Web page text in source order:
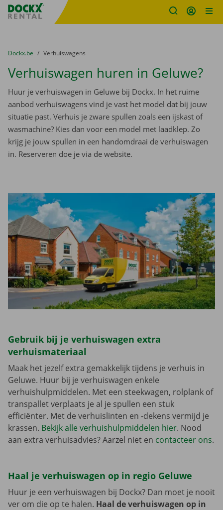
Fratello DEMO
U bevindt zich hier:
van
Dockx.be naar
Verhuiswagens
Verhuiswagen huren in Geluwe?
Huur je verhuiswagen in Geluwe bij Dockx. In het ruime
aanbod verhuiswagens vind je vast het model dat bij jouw
situatie past. Verhuis je zware spullen zoals een ijskast of
wasmachine? Kies dan voor een model met laadklep. Zo
krijg je jouw spullen in een handomdraai de verhuiswagen
in. Reserveren doe je via de website.
Gebruik bij je verhuiswagen extra
verhuismateriaal
Maak het jezelf extra gemakkelijk tijdens je verhuis in
Geluwe. Huur bij je verhuiswagen enkele
verhuishulpmiddelen. Met een steekwagen, rolplank of
transpallet verplaats je al je spullen een stuk
efficiënter. Met de verhuislinten en -dekens vermijd je
krassen. Bekijk alle verhuishulpmiddelen hier. Nood
aan extra verhuisadvies? Aarzel niet en contacteer ons.
Haal je verhuiswagen op in regio Geluwe
Huur je een verhuiswagen bij Dockx? Dan moet je nooit
ver om die op te halen. Haal de verhuiswagen op in